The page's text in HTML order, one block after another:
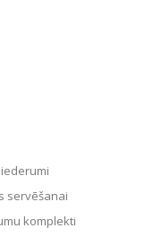
servēšanai
komplekti